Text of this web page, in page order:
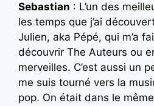
Sebastian : L’un des
les temps que j’ai
Julien, aka Pépé, qui m’a
découvrir The Auteurs ou
merveilles. C’est aussi un
me suis tourné vers la
pop. On était dans le